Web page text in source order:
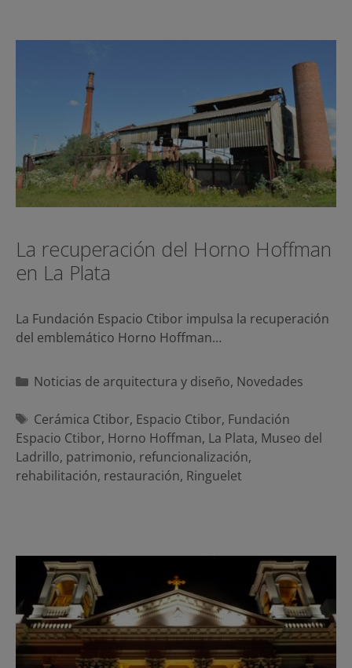
La recuperación del Horno Hoffman
en La Plata
La Fundación Espacio Ctibor impulsa la recuperación
del emblemático Horno Hoffman…
Categorías
Noticias de arquitectura y diseño, Novedades
Etiquetas
Cerámica Ctibor, Espacio Ctibor, Fundación
Espacio Ctibor, Horno Hoffman, La Plata, Museo del
Ladrillo, patrimonio, refuncionalización,
rehabilitación, restauración, Ringuelet